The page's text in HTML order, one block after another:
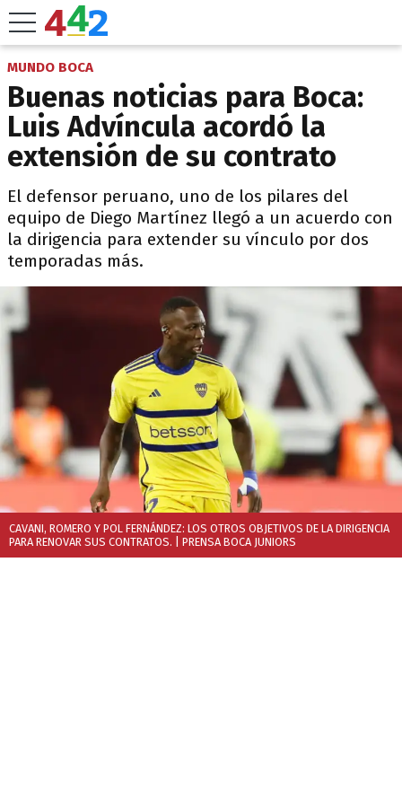
MUNDO BOCA
Buenas noticias para Boca:
Luis Advíncula acordó la
extensión de su contrato
El defensor peruano, uno de los pilares del
equipo de Diego Martínez llegó a un acuerdo con
la dirigencia para extender su vínculo por dos
temporadas más.
CAVANI, ROMERO Y POL FERNÁNDEZ: LOS OTROS OBJETIVOS DE LA DIRIGENCIA
PARA RENOVAR SUS CONTRATOS.
| PRENSA BOCA JUNIORS